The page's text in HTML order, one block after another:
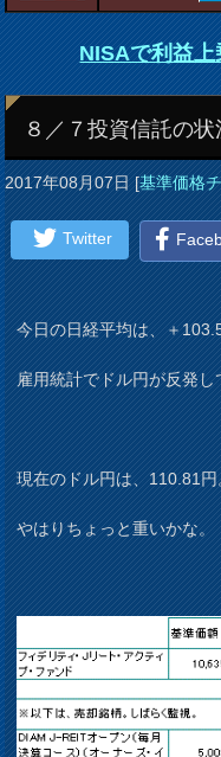
NISAで利益
８／７投資信託の状
2017年08月07日[基準価格
Twitter
今日の日経平均は、＋
雇用統計でドル円が反発
現在のドル円は、110.81円
やはりちょっと重いかな。